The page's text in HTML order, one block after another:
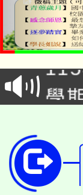
淨
程
學
版
公
代
「